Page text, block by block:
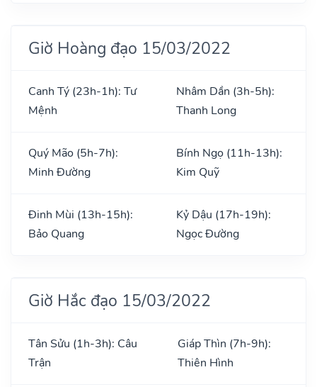
Giờ Hoàng đạo 15/03/2022
Canh Tý (23h-1h): Tư
Mệnh
Nhâm Dần (3h-5h):
Thanh Long
Quý Mão (5h-7h):
Minh Đường
Bính Ngọ (11h-13h):
Kim Quỹ
Đinh Mùi (13h-15h):
Bảo Quang
Kỷ Dậu (17h-19h):
Ngọc Đường
Giờ Hắc đạo 15/03/2022
Tân Sửu (1h-3h): Câu
Trận
Giáp Thìn (7h-9h):
Thiên Hình